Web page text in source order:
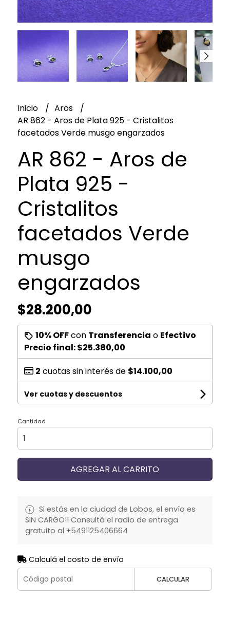
Inicio
Aros
AR 862 - Aros de Plata 925 - Cristalitos
facetados Verde musgo engarzados
AR 862 - Aros de
Plata 925 -
Cristalitos
facetados Verde
musgo
engarzados
$28.200,00
10% OFFcon Transferencia o Efectivo
Precio final:$25.380,00
2 cuotas sin interés de $14.100,00
Ver cuotas y descuentos
Cantidad
AGREGAR AL CARRITO
Si estás en la ciudad de Lobos, el envío es
SIN CARGO!! Consultá el radio de entrega
gratuito al +5491125406664
Calculá el costo de envío
CALCULAR